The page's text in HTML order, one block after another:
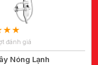
đánh giá
Nóng Lạnh